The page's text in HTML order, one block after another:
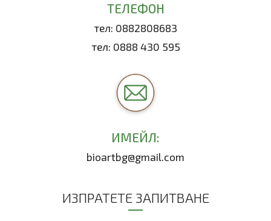
ТЕЛЕФОН
тел: 0882808683
тел: 0888 430 595
ИМЕЙЛ:
bioartbg@gmail.com
ИЗПРАТЕТЕ ЗАПИТВАНЕ